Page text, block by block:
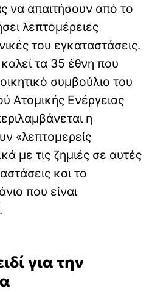
να απαιτήσουν από το
λεπτομέρειες
του εγκαταστάσεις.
τα 35 έθνη που
συμβούλιο του
Ατομικής Ενέργειας
η
«λεπτομερείς
με τις ζημιές σε αυτές
και το
που είναι
για την